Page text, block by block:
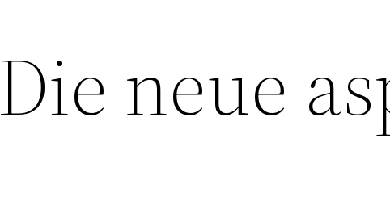
Die neue